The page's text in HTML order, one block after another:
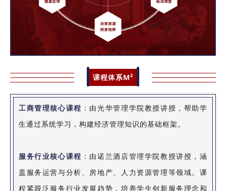
课程体系M²
工商管理核心课程 ：由光华管理学院教授讲授，帮助学
生通过系统学习，构建经济管理知识的基础框架。
服务行业核心课程 ：由诺兰酒店管理学院教授讲授，涵
盖服务运营与分析、房地产、人力资源管理等领域。课
程紧跟泛服务行业发展趋势，培养学生创新服务理念和